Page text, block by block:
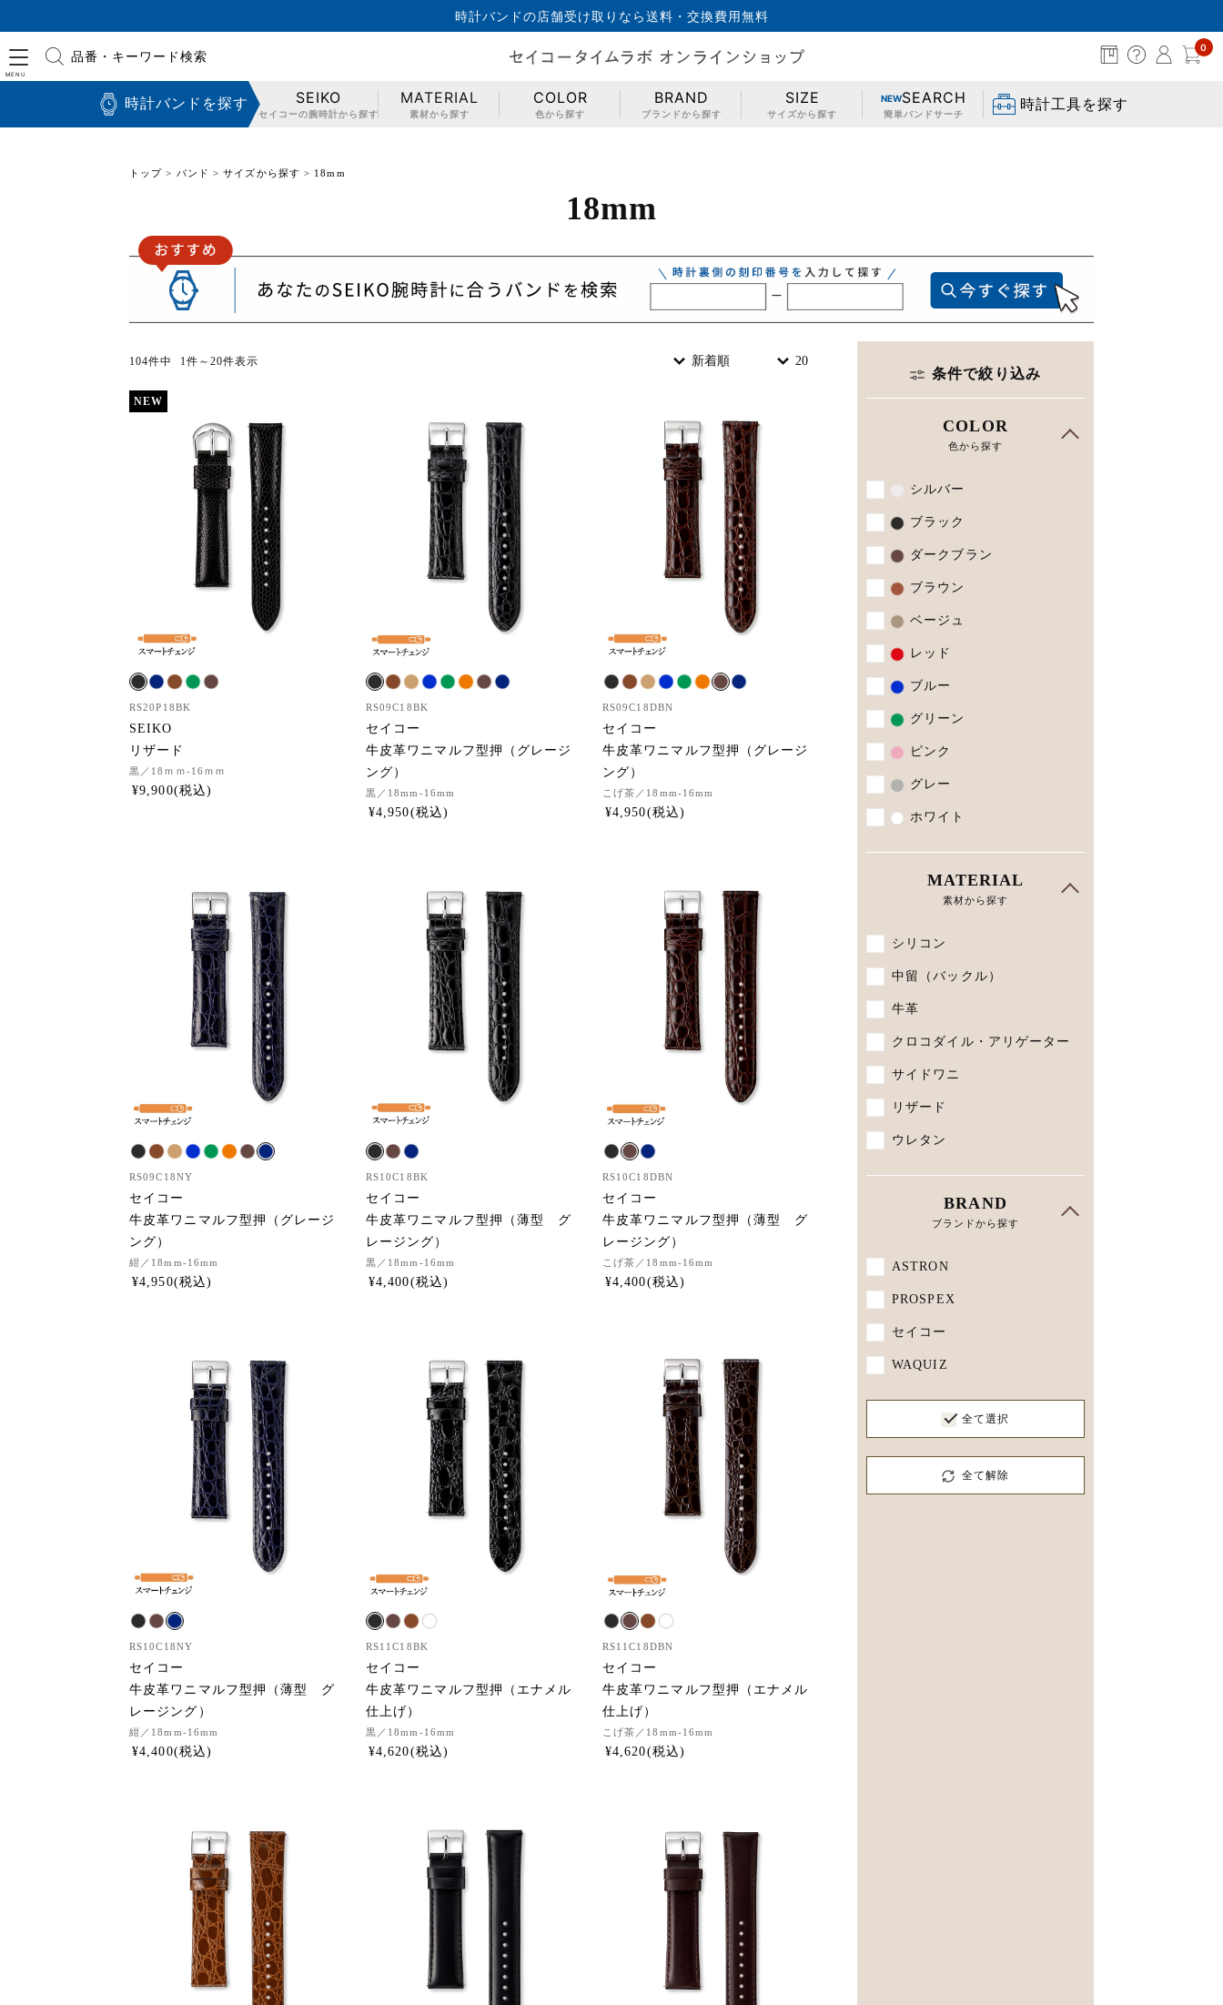
時計バンドの店舗受け取りなら送料・交換費用無料
品番・キーワード検索
0
時計バンドを探す SEIKO
セイコーの腕時計から探す
MATERIAL
素材から探す
COLOR
色から探す
BRAND
ブランドから探す
SIZE
サイズから探す
NEWSEARCH
簡単バンドサーチ
時計工具を探す
トップ バンド サイズから探す 18mm
18mm
条件で絞り込み
COLOR
色から探す
シルバー
ブラック
ダークブラン
ブラウン
ベージュ
レッド
ブルー
グリーン
ピンク
グレー
ホワイト
MATERIAL
素材から探す
シリコン
中留（バックル）
牛革
クロコダイル・アリゲーター
サイドワニ
リザード
ウレタン
BRAND
ブランドから探す
ASTRON
PROSPEX
セイコー
WAQUIZ
全て選択
全て解除
104件中 1件～20件表示
NEW
RS20P18BK
SEIKO
リザード
黒 ／18ｍｍ-16ｍｍ
¥9,900
RS09C18BK
セイコー
牛皮革ワニマルフ型押（グレージ
ング）
黒 ／18mm-16mm
¥4,950
RS09C18DBN
セイコー
牛皮革ワニマルフ型押（グレージ
ング）
こげ茶 ／18mm-16mm
¥4,950
RS09C18NY
セイコー
牛皮革ワニマルフ型押（グレージ
ング）
紺 ／18mm-16mm
¥4,950
RS10C18BK
セイコー
牛皮革ワニマルフ型押（薄型 グ
レージング）
黒 ／18mm-16mm
¥4,400
RS10C18DBN
セイコー
牛皮革ワニマルフ型押（薄型 グ
レージング）
こげ茶 ／18mm-16mm
¥4,400
RS10C18NY
セイコー
牛皮革ワニマルフ型押（薄型 グ
レージング）
紺 ／18mm-16mm
¥4,400
RS11C18BK
セイコー
牛皮革ワニマルフ型押（エナメル
仕上げ）
黒 ／18mm-16mm
¥4,620
RS11C18DBN
セイコー
牛皮革ワニマルフ型押（エナメル
仕上げ）
こげ茶 ／18mm-16mm
¥4,620